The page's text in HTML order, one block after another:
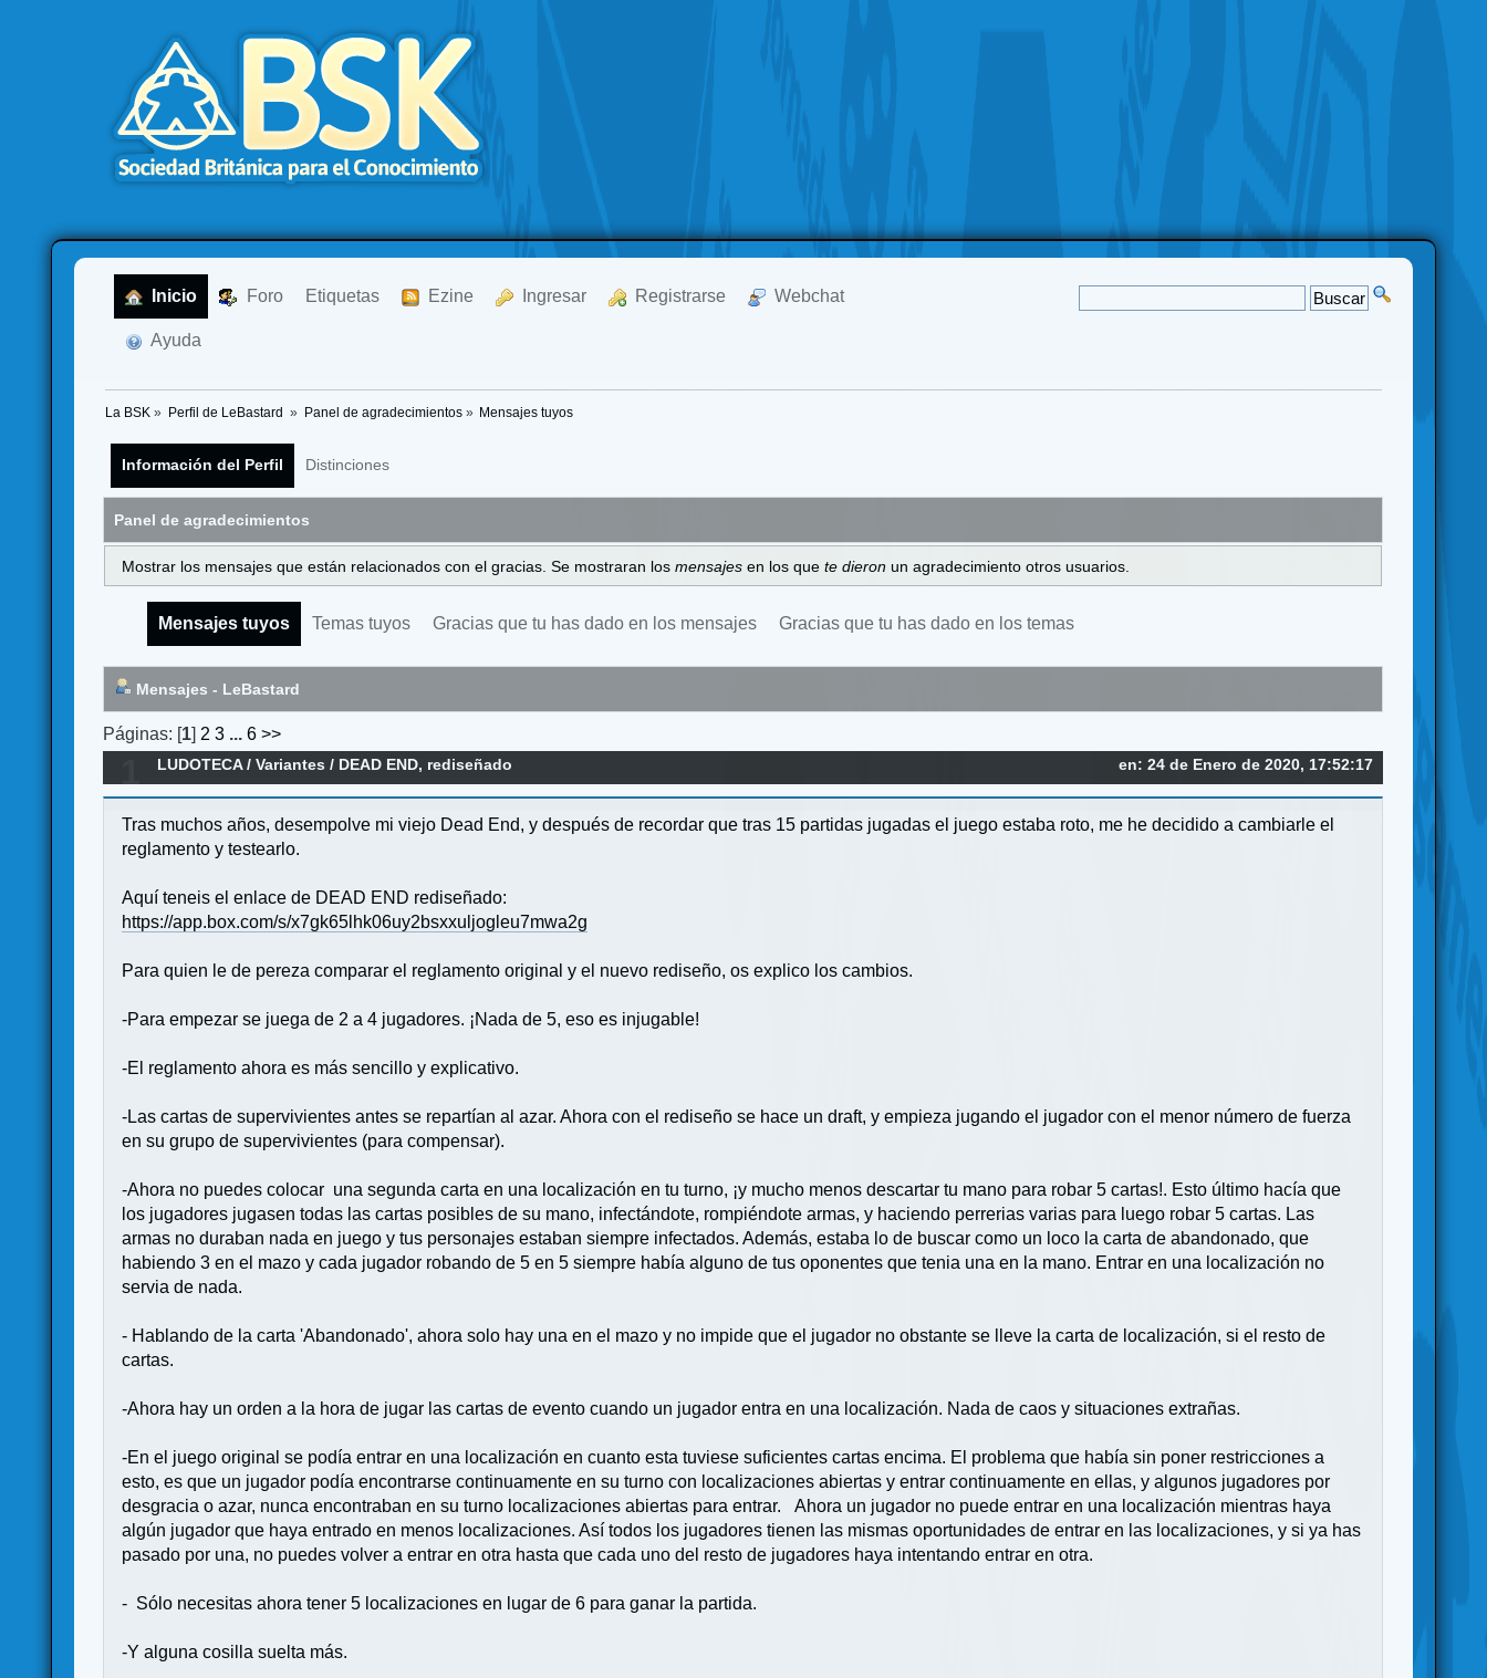
Inicio Foro Etiquetas Ezine Ingresar Registrarse Webchat
Ayuda
La BSK » Perfil de LeBastard » Panel de agradecimientos» Mensajes tuyos
Información del Perfil Distinciones
Panel de agradecimientos
Mostrar los mensajes que están relacionados con el gracias. Se mostraran los mensajes en los que te dieron un agradecimiento otros usuarios.
Mensajes tuyos Temas tuyos Gracias que tu has dado en los mensajes Gracias que tu has dado en los temas
Mensajes - LeBastard
Páginas: [1] 2 3 ...6 >>
en: 24 de Enero de 2020, 17:52:17
LUDOTECA/Variantes / DEAD END, rediseñado
Tras muchos años, desempolve mi viejo Dead End, y después de recordar que tras 15 partidas jugadas el juego estaba roto, me he decidido a cambiarle el
reglamento y testearlo.
Aquí teneis el enlace de DEAD END rediseñado:
https://app.box.com/s/x7gk65lhk06uy2bsxxuljogleu7mwa2g
Para quien le de pereza comparar el reglamento original y el nuevo rediseño, os explico los cambios.
-Para empezar se juega de 2 a 4 jugadores. ¡Nada de 5, eso es injugable!
-El reglamento ahora es más sencillo y explicativo.
-Las cartas de supervivientes antes se repartían al azar. Ahora con el rediseño se hace un draft, y empieza jugando el jugador con el menor número de fuerza
en su grupo de supervivientes (para compensar).
-Ahora no puedes colocar una segunda carta en una localización en tu turno, ¡y mucho menos descartar tu mano para robar 5 cartas!. Esto último hacía que
los jugadores jugasen todas las cartas posibles de su mano, infectándote, rompiéndote armas, y haciendo perrerias varias para luego robar 5 cartas. Las
armas no duraban nada en juego y tus personajes estaban siempre infectados. Además, estaba lo de buscar como un loco la carta de abandonado, que
habiendo 3 en el mazo y cada jugador robando de 5 en 5 siempre había alguno de tus oponentes que tenia una en la mano. Entrar en una localización no
servia de nada.
- Hablando de la carta 'Abandonado', ahora solo hay una en el mazo y no impide que el jugador no obstante se lleve la carta de localización, si el resto de
cartas.
-Ahora hay un orden a la hora de jugar las cartas de evento cuando un jugador entra en una localización. Nada de caos y situaciones extrañas.
-En el juego original se podía entrar en una localización en cuanto esta tuviese suficientes cartas encima. El problema que había sin poner restricciones a
esto, es que un jugador podía encontrarse continuamente en su turno con localizaciones abiertas y entrar continuamente en ellas, y algunos jugadores por
desgracia o azar, nunca encontraban en su turno localizaciones abiertas para entrar. Ahora un jugador no puede entrar en una localización mientras haya
algún jugador que haya entrado en menos localizaciones. Así todos los jugadores tienen las mismas oportunidades de entrar en las localizaciones, y si ya has
pasado por una, no puedes volver a entrar en otra hasta que cada uno del resto de jugadores haya intentando entrar en otra.
- Sólo necesitas ahora tener 5 localizaciones en lugar de 6 para ganar la partida.
-Y alguna cosilla suelta más.